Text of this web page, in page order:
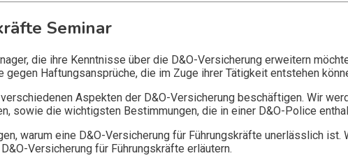
Seminar
die ihre Kenntnisse über die D&O-Versicherung erweitern
Haftungsansprüche, die im Zuge ihrer Tätigkeit entstehen
Aspekten der D&O-Versicherung beschäftigen. Wir
sowie die wichtigsten Bestimmungen, die in einer D&O-Police
warum eine D&O-Versicherung für Führungskräfte unerlässlich
Versicherung für Führungskräfte erläutern.